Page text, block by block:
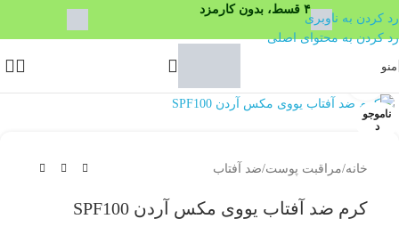
۴ قسط، بدون کارمزد
رد کردن به ناوبری
رد کردن به محتوای اصلی
منو
ناموجو
د
خانه/مراقبت پوست/ضد آفتاب
کرم ضد آفتاب یووی مکس آردن SPF100